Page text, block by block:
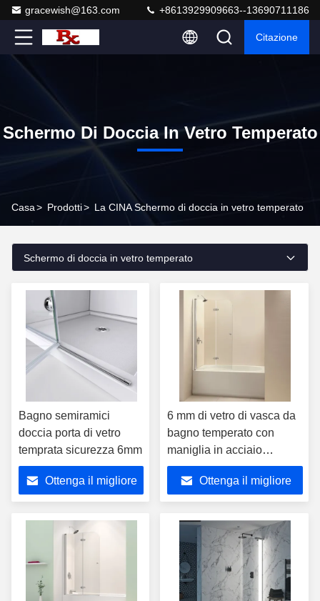
gracewish@163.com +8613929909663--13690711186
Citazione
Schermo Di Doccia In Vetro Temperato
Casa> Prodotti> La CINA Schermo di doccia in vetro temperato
Schermo di doccia in vetro temperato
Bagno semiramici
doccia porta di vetro
temprata sicurezza 6mm
Ottenga il migliore
6 mm di vetro di vasca da
bagno temperato con
maniglia in acciaio
inossidabile
Ottenga il migliore